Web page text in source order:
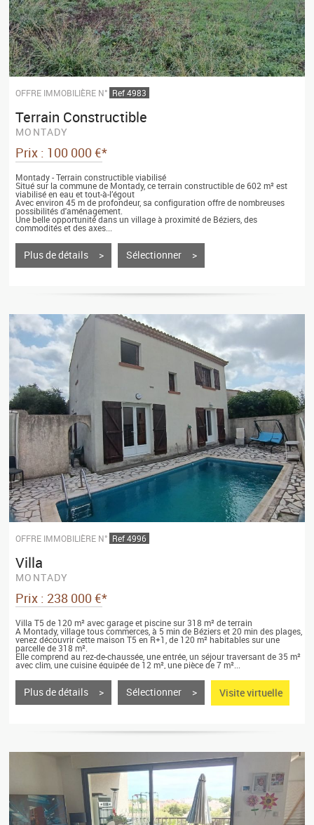
OFFRE IMMOBILIÈRE N° Ref 4983
Terrain Constructible
MONTADY
Prix : 100 000 €*
Montady - Terrain constructible viabilisé
Situé sur la commune de Montady, ce terrain constructible de 602 m² est
viabilisé en eau et tout-à-l’égout
Avec environ 45 m de profondeur, sa configuration offre de nombreuses
possibilités d'aménagement.
Une belle opportunité dans un village à proximité de Béziers, des
commodités et des axes...
Plus de détails > Sélectionner >
OFFRE IMMOBILIÈRE N° Ref 4996
Villa
MONTADY
Prix : 238 000 €*
Villa T5 de 120 m² avec garage et piscine sur 318 m² de terrain
A Montady, village tous commerces, à 5 min de Béziers et 20 min des plages,
venez découvrir cette maison T5 en R+1, de 120 m² habitables sur une
parcelle de 318 m².
Elle comprend au rez-de-chaussée, une entrée, un séjour traversant de 35 m²
avec clim, une cuisine équipée de 12 m², une pièce de 7 m²...
Plus de détails > Sélectionner > Visite virtuelle